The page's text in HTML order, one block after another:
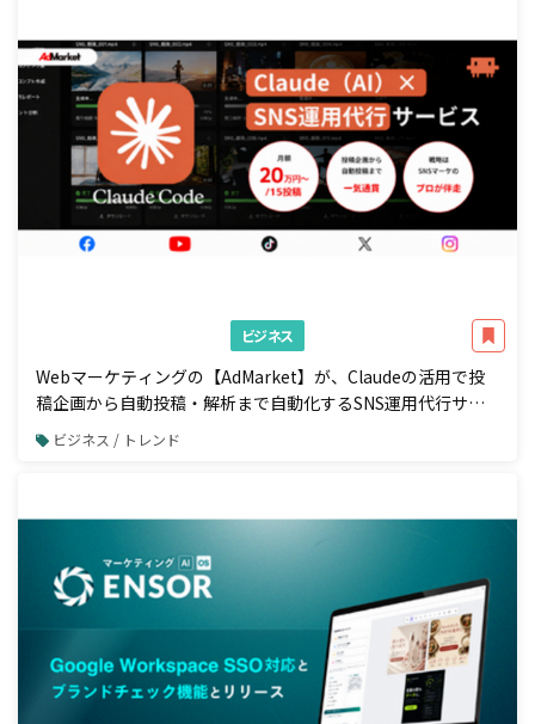
ビジネス
Webマーケティングの【AdMarket】が、Claudeの活用で投
稿企画から自動投稿・解析まで自動化するSNS運用代行サー
ビスの提供を開始
ビジネス / トレンド